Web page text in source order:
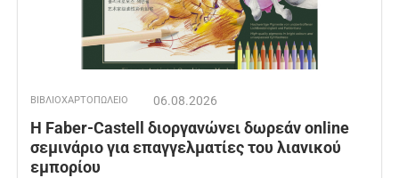
ΒΙΒΛΙΟΧΑΡΤΟΠΩΛΕΙΟ 06.08.2026
Η Faber-Castell διοργανώνει δωρεάν online
σεμινάριο για επαγγελματίες του λιανικού
εμπορίου